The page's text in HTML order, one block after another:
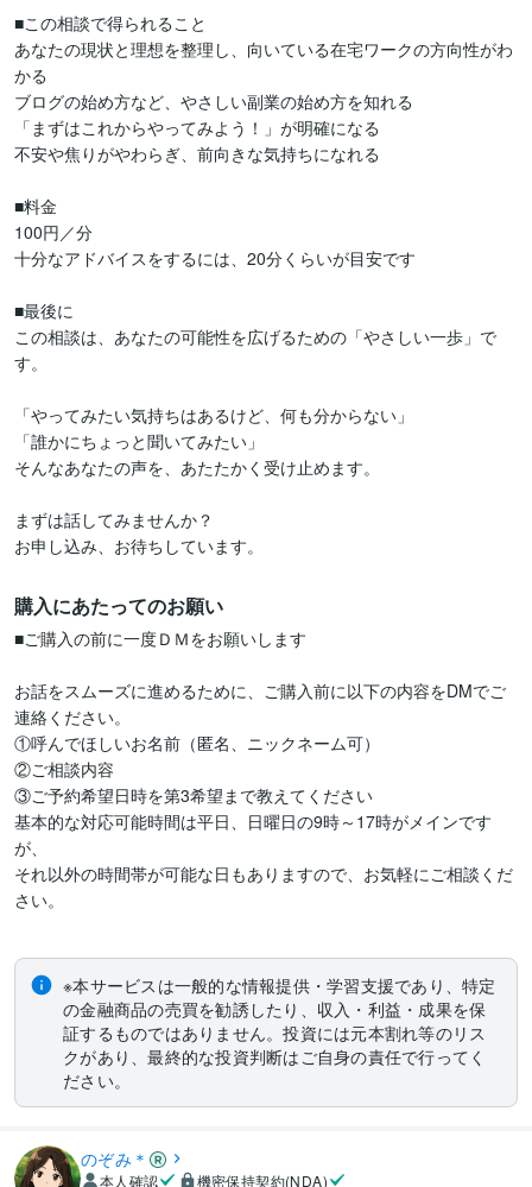
■この相談で得られること
あなたの現状と理想を整理し、向いている在宅ワークの方向性がわ
かる
ブログの始め方など、やさしい副業の始め方を知れる
「まずはこれからやってみよう！」が明確になる
不安や焦りがやわらぎ、前向きな気持ちになれる
■料金
100円／分
十分なアドバイスをするには、20分くらいが目安です
■最後に
この相談は、あなたの可能性を広げるための「やさしい一歩」で
す。
「やってみたい気持ちはあるけど、何も分からない」
「誰かにちょっと聞いてみたい」
そんなあなたの声を、あたたかく受け止めます。
まずは話してみませんか？
お申し込み、お待ちしています。
購入にあたってのお願い
■ご購入の前に一度ＤＭをお願いします
お話をスムーズに進めるために、ご購入前に以下の内容をDMでご
連絡ください。
①呼んでほしいお名前（匿名、ニックネーム可）
②ご相談内容
③ご予約希望日時を第3希望まで教えてください
基本的な対応可能時間は平日、日曜日の9時～17時がメインです
が、
それ以外の時間帯が可能な日もありますので、お気軽にご相談くだ
さい。
※本サービスは一般的な情報提供・学習支援であり、特定
の金融商品の売買を勧誘したり、収入・利益・成果を保
証するものではありません。投資には元本割れ等のリス
クがあり、最終的な投資判断はご自身の責任で行ってく
ださい。
のぞみ＊
本人確認 機密保持契約(NDA)